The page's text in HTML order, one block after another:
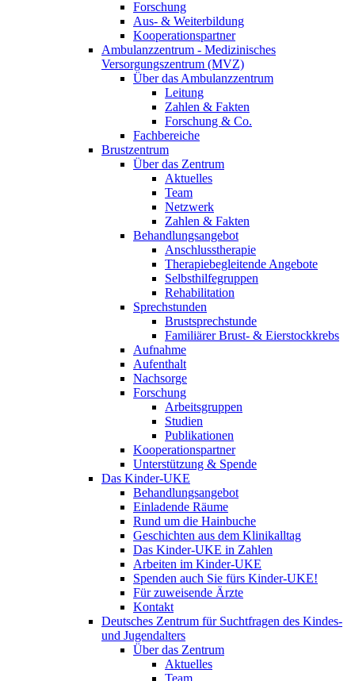
Forschung
Aus- & Weiterbildung
Kooperationspartner
Ambulanzzentrum - Medizinisches
Versorgungszentrum (MVZ)
Über das Ambulanzzentrum
Leitung
Zahlen & Fakten
Forschung & Co.
Fachbereiche
Brustzentrum
Über das Zentrum
Aktuelles
Team
Netzwerk
Zahlen & Fakten
Behandlungsangebot
Anschlusstherapie
Therapiebegleitende Angebote
Selbsthilfegruppen
Rehabilitation
Sprechstunden
Brustsprechstunde
Familiärer Brust- & Eierstockkrebs
Aufnahme
Aufenthalt
Nachsorge
Forschung
Arbeitsgruppen
Studien
Publikationen
Kooperationspartner
Unterstützung & Spende
Das Kinder-UKE
Behandlungsangebot
Einladende Räume
Rund um die Hainbuche
Geschichten aus dem Klinikalltag
Das Kinder-UKE in Zahlen
Arbeiten im Kinder-UKE
Spenden auch Sie fürs Kinder-UKE!
Für zuweisende Ärzte
Kontakt
Deutsches Zentrum für Suchtfragen des Kindes-
und Jugendalters
Über das Zentrum
Aktuelles
Team